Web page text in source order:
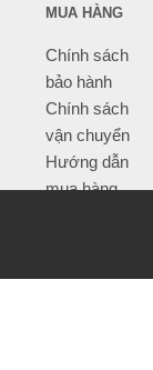
MUA HÀNG
Chính sách
bảo hành
Chính sách
vận chuyển
Hướng dẫn
mua hàng